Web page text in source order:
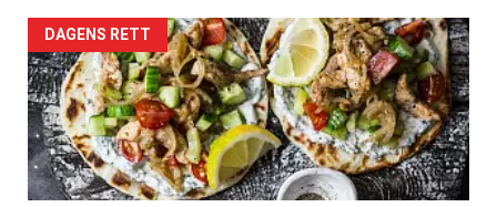
Forsiden
akkurat
nå
-
DAGENS RETT